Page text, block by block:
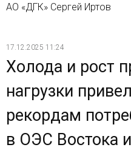
АО «ДГК» Сергей Иртов
17.12.2025 11:24
Холода и рост
нагрузки
рекордам
в ОЭС Востока